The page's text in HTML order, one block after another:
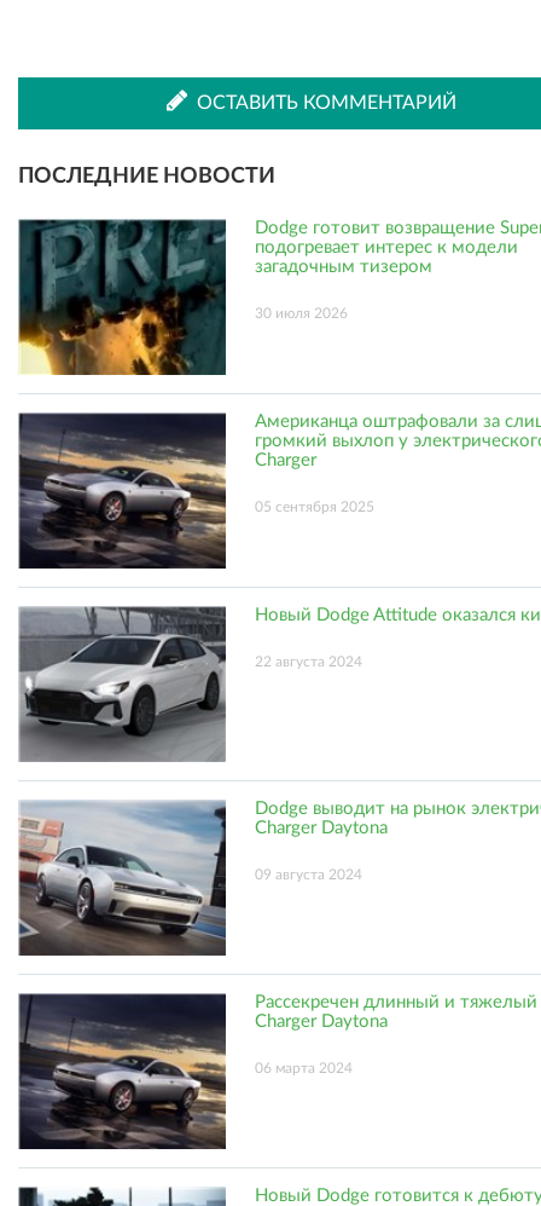
ВКонтакте
Одноклассниках
ОСТАВИТЬ КОММЕНТАРИЙ
ПОСЛЕДНИЕ НОВОСТИ
Dodge готовит возвращение
подогревает интерес к модели
загадочным тизером
30 июля 2026
Американца оштрафовали за
громкий выхлоп у
Charger
05 сентября 2025
Новый Dodge Attitude оказался
22 августа 2024
Dodge выводит на рынок
Charger Daytona
09 августа 2024
Рассекречен длинный и тяжелый
Charger Daytona
06 марта 2024
Новый Dodge готовится к